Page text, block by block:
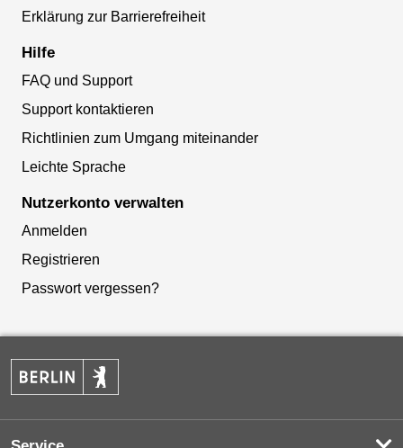
Erklärung zur Barrierefreiheit
Hilfe
FAQ und Support
Support kontaktieren
Richtlinien zum Umgang miteinander
Leichte Sprache
Nutzerkonto verwalten
Anmelden
Registrieren
Passwort vergessen?